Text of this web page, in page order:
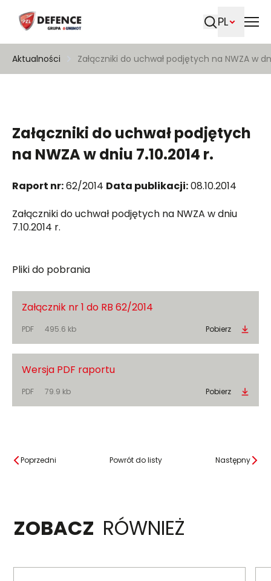
PL
Aktualności Załączniki do uchwał podjętych na NWZA w
Załączniki do uchwał podjętych
na NWZA w dniu 7.10.2014 r.
Raport nr:62/2014 Data publikacji:08.10.2014
Załączniki do uchwał podjętych na NWZA w dniu
7.10.2014 r.
Pliki do pobrania
Załącznik nr 1 do RB 62/2014
PDF 495.6 kb Pobierz
Wersja PDF raportu
PDF 79.9 kb Pobierz
Poprzedni Powrót do listy Następny
ZOBACZ RÓWNIEŻ